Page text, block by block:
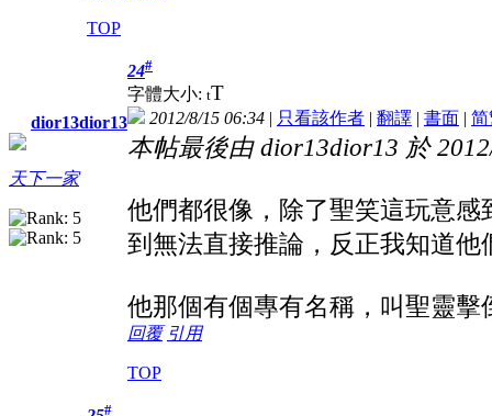
TOP
dior13dior13
天下一家
24#
字體大小: tT
2012/8/15 06:34 | 只看該作者 | 翻譯 | 書面 | 简
本帖最後由 dior13dior13 於
他們都很像，除了聖笑這玩意
到無法直接推論，反正我知道
他那個有個專有名稱，叫聖靈擊
回覆 引用
TOP
#